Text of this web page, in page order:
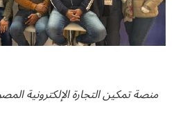
منصة تمكين التجارة الإلكترونية